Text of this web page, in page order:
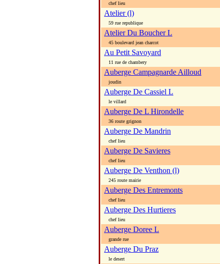
chef lieu
Atelier (l)
59 rue republique
Atelier Du Boucher L
45 boulevard jean charcot
Au Petit Savoyard
11 rue de chambery
Auberge Campagnarde Ailloud
joudin
Auberge De Cassiel L
le villard
Auberge De L Hirondelle
36 route grignon
Auberge De Mandrin
chef lieu
Auberge De Savieres
chef lieu
Auberge De Venthon (l)
245 route mairie
Auberge Des Entremonts
chef lieu
Auberge Des Hurtieres
chef lieu
Auberge Doree L
grande rue
Auberge Du Praz
le desert